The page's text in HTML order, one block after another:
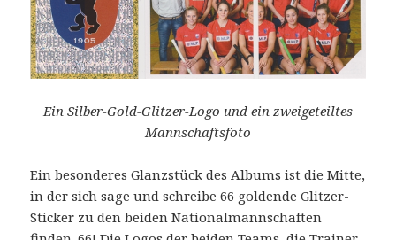
Ein Silber-Gold-Glitzer-Logo und ein zweigeteiltes
Mannschaftsfoto
Ein besonderes Glanzstück des Albums ist die Mitte,
in der sich sage und schreibe 66 goldende Glitzer-
Sticker zu den beiden Nationalmannschaften